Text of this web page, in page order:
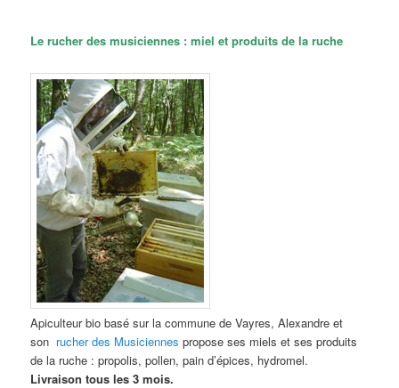
Le rucher des musiciennes : miel et produits de la ruche
Apiculteur bio basé sur la commune de Vayres, Alexandre et
son rucher des Musiciennes propose ses miels et ses produits
de la ruche : propolis, pollen, pain d’épices, hydromel.
Livraison tous les 3 mois.